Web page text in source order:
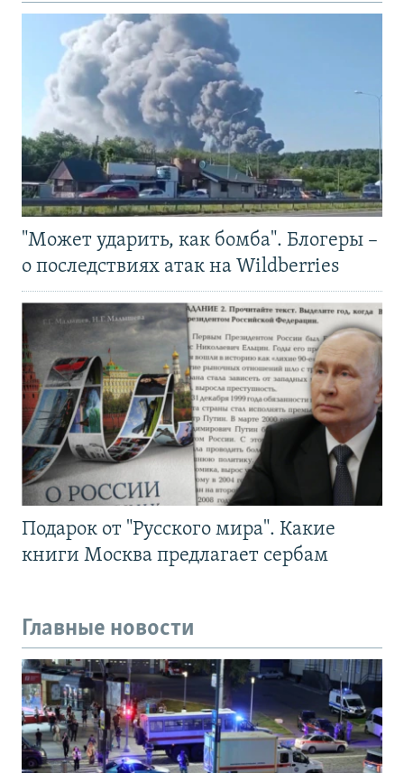
"Может ударить, как бомба". Блогеры –
о последствиях атак на Wildberries
Подарок от "Русского мира". Какие
книги Москва предлагает сербам
Главные новости